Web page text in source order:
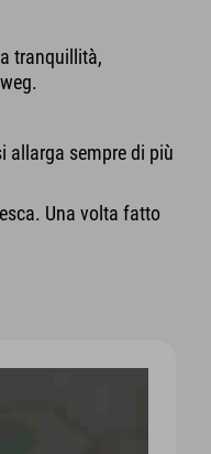
tranquillità,
allarga sempre di più
Una volta fatto